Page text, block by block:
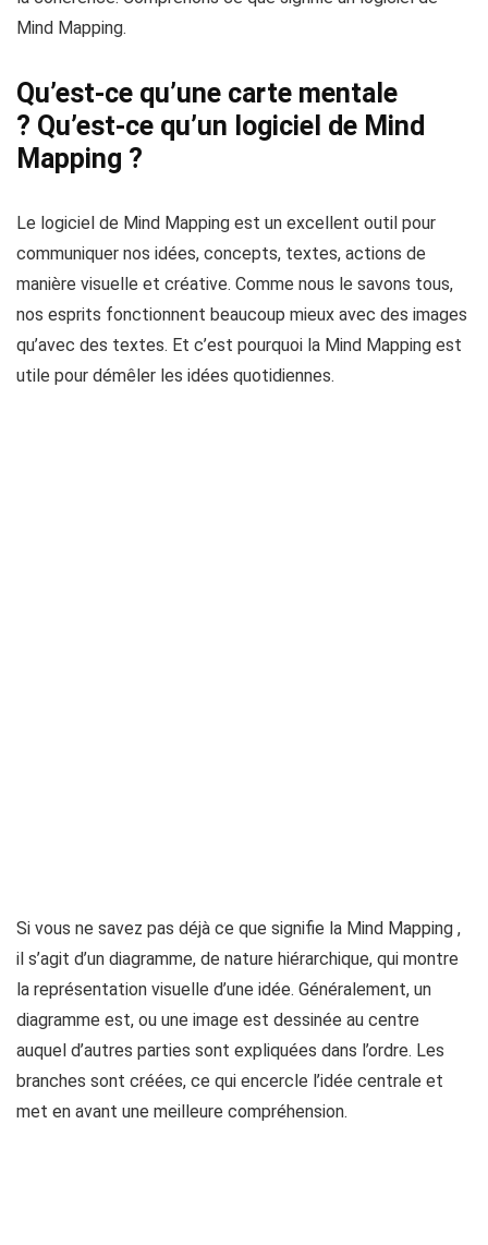
Mind Mapping.
Qu’est-ce qu’une carte mentale
? Qu’est-ce qu’un logiciel de Mind
Mapping ?
Le logiciel de Mind Mapping est un excellent outil pour
communiquer nos idées, concepts, textes, actions de
manière visuelle et créative. Comme nous le savons tous,
nos esprits fonctionnent beaucoup mieux avec des images
qu’avec des textes. Et c’est pourquoi la Mind Mapping est
utile pour démêler les idées quotidiennes.
Si vous ne savez pas déjà ce que signifie la Mind Mapping ,
il s’agit d’un diagramme, de nature hiérarchique, qui montre
la représentation visuelle d’une idée. Généralement, un
diagramme est, ou une image est dessinée au centre
auquel d’autres parties sont expliquées dans l’ordre. Les
branches sont créées, ce qui encercle l’idée centrale et
met en avant une meilleure compréhension.